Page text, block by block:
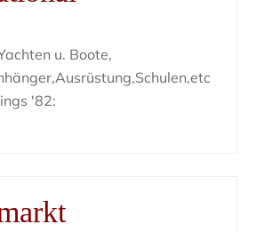
u. Boote,
'82: